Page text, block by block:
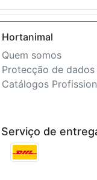
Hortanimal
Quem somos
Protecção de dados
Catálogos
Serviço de